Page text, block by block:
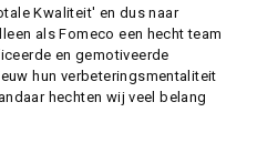
Kwaliteit' en dus naar
als Fomeco een hecht team
en gemotiveerde
hun verbeteringsmentaliteit
hechten wij veel belang